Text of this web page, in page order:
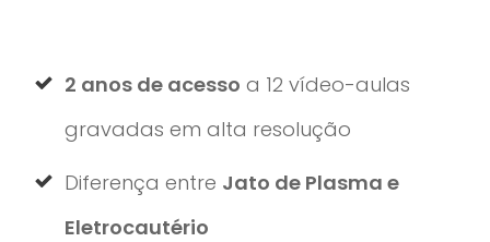
2 anos de acesso a 12 vídeo-aulas
gravadas em alta resolução
Diferença entre Jato de Plasma e
Eletrocautério